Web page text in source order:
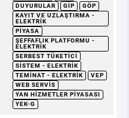
DUYURULAR
GİP
GÖP
KAYIT VE UZLAŞTIRMA -
ELEKTRIK
PIYASA
ŞEFFAFLIK PLATFORMU -
ELEKTRIK
SERBEST TÜKETICI
SISTEM - ELEKTRIK
TEMINAT - ELEKTRIK
VEP
WEB SERVIS
YAN HIZMETLER PIYASASI
YEK-G